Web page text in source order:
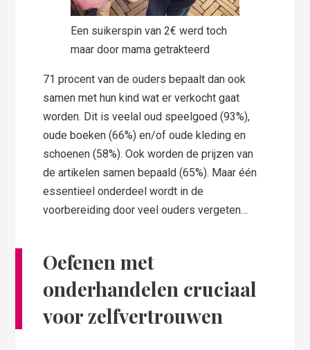
Een suikerspin van 2€ werd toch
maar door mama getrakteerd
71 procent van de ouders bepaalt dan ook
samen met hun kind wat er verkocht gaat
worden. Dit is veelal oud speelgoed (93%),
oude boeken (66%) en/of oude kleding en
schoenen (58%). Ook worden de prijzen van
de artikelen samen bepaald (65%). Maar één
essentieel onderdeel wordt in de
voorbereiding door veel ouders vergeten…
Oefenen met
onderhandelen cruciaal
voor zelfvertrouwen